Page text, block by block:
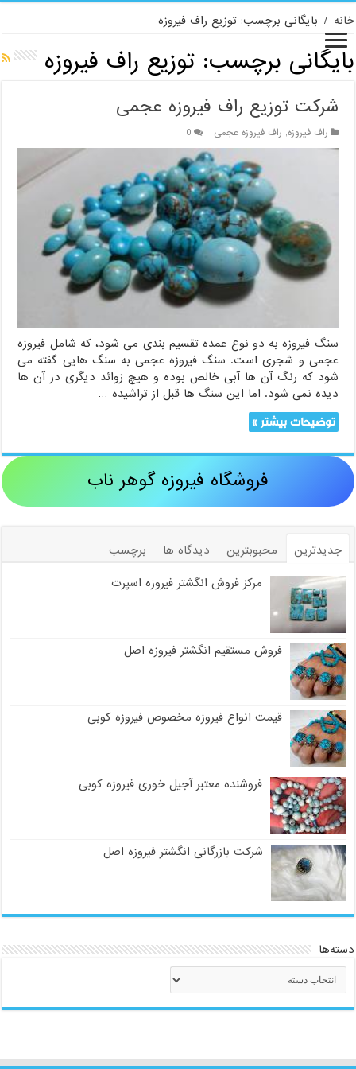
خانه / بایگانی برچسب: توزیع راف فیروزه
بایگانی برچسب:توزیع راف فیروزه
شرکت توزیع راف فیروزه عجمی
راف فیروزه, راف فیروزه عجمی 0
سنگ فیروزه به دو نوع عمده تقسیم بندی می شود، که شامل فیروزه
عجمی و شجری است. سنگ فیروزه عجمی به سنگ هایی گفته می
شود که رنگ آن ها آبی خالص بوده و هیچ زوائد دیگری در آن ها
دیده نمی شود. اما این سنگ ها قبل از تراشیده …
توضیحات بیشتر »
فروشگاه فیروزه گوهر ناب
جدیدترین محبوبترین دیدگاه ها
برچسب
مرکز فروش انگشتر فیروزه اسپرت
فروش مستقیم انگشتر فیروزه اصل
قیمت انواع فیروزه مخصوص فیروزه کوبی
فروشنده معتبر آجیل خوری فیروزه کوبی
شرکت بازرگانی انگشتر فیروزه اصل
دسته‌ها
دسته‌ها